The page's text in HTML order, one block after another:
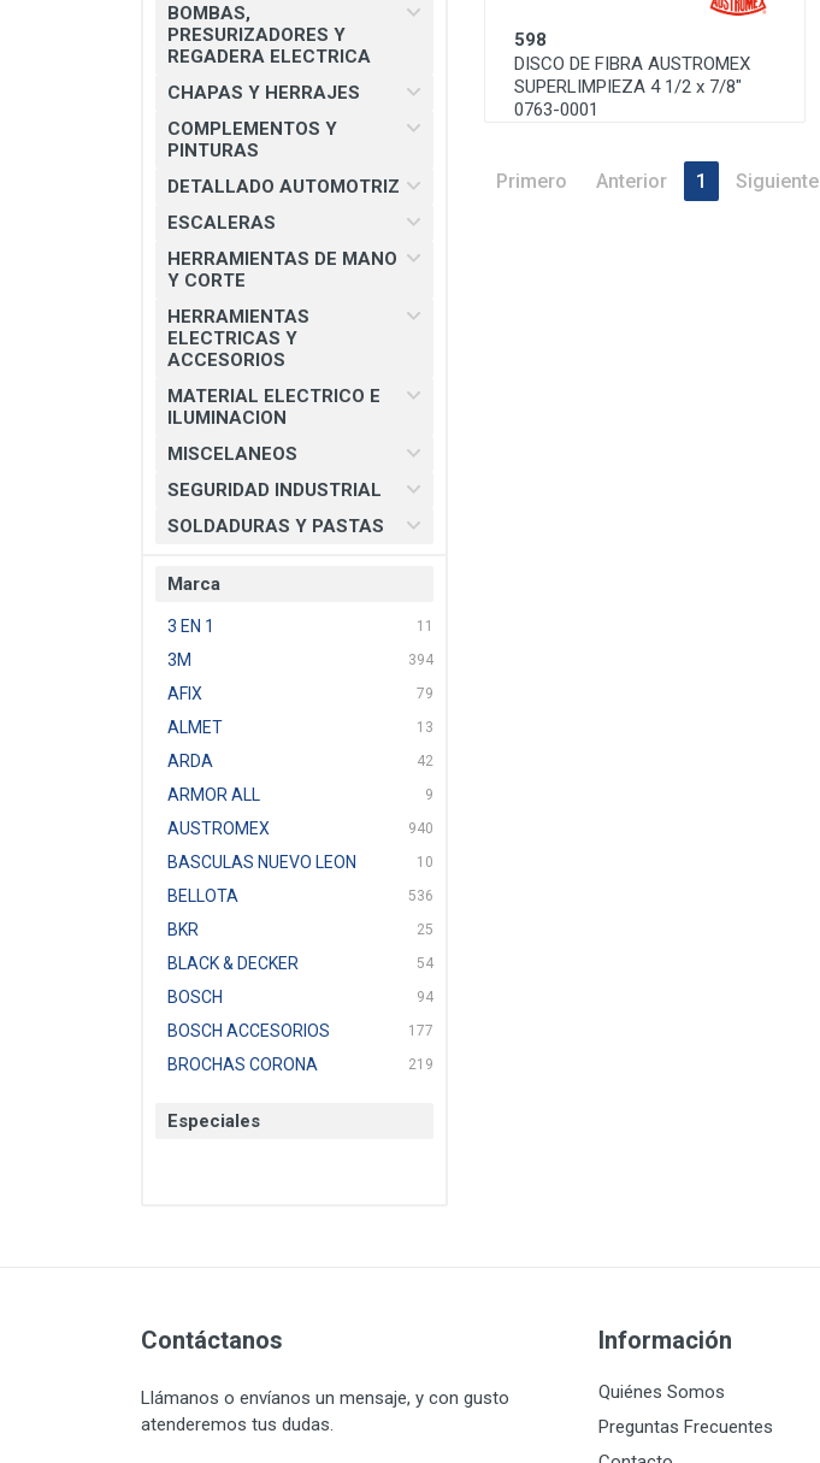
HERRAMIENTAS DE MANO Y
CORTE
HERRAMIENTAS ELECTRICAS Y
MATERIAL ELECTRICO E
MISCELANEOS
PRODUCTOS 3M
SOLDADURAS Y PASTAS
BOMBAS,
PRESURIZADORES Y
REGADERA ELECTRICA
CHAPAS Y HERRAJES
COMPLEMENTOS Y
PINTURAS
DETALLADO AUTOMOTRIZ
ESCALERAS
HERRAMIENTAS DE MANO
Y CORTE
HERRAMIENTAS
ELECTRICAS Y
ACCESORIOS
MATERIAL ELECTRICO E
ILUMINACION
MISCELANEOS
SEGURIDAD INDUSTRIAL
SOLDADURAS Y PASTAS
Marca
3 EN 1 11
3M 394
AFIX 79
ALMET 13
ARDA 42
ARMOR ALL 9
AUSTROMEX 940
BASCULAS NUEVO LEON 10
BELLOTA 536
BKR 25
BLACK & DECKER 54
BOSCH 94
BOSCH ACCESORIOS 177
BROCHAS CORONA 219
CAT
CORONA
CRESCENT 251
DAP SELLADORES
Especiales
598
DISCO DE FIBRA AUSTROMEX
SUPERLIMPIEZA 4 1/2 x 7/8"
0763-0001
Primero Anterior 1 Siguiente
Contáctanos
Llámanos o envíanos un mensaje, y con gusto
atenderemos tus dudas.
Información
Quiénes Somos
Preguntas Frecuentes